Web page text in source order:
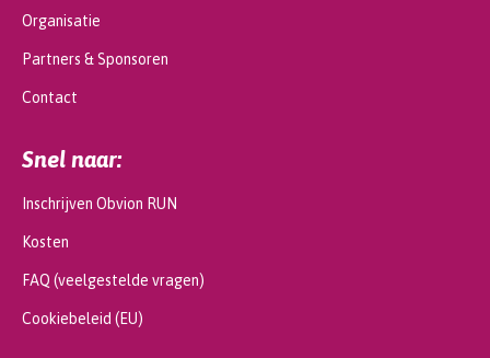
Organisatie
Partners & Sponsoren
Contact
Snel naar:
Inschrijven Obvion RUN
Kosten
FAQ (veelgestelde vragen)
Cookiebeleid (EU)